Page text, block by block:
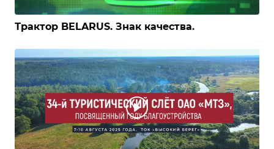
Трактор BELARUS. Знак качества.